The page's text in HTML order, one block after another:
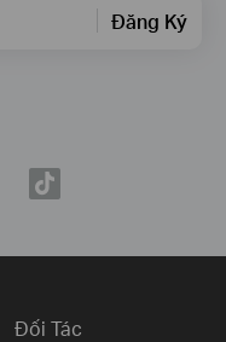
Đăng Ký
Đối Tác